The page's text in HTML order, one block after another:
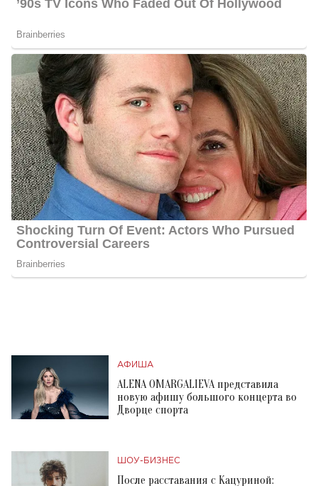
АФИША
ALENA OMARGALIEVA представила
новую афишу большого концерта во
Дворце спорта
ШОУ-БИЗНЕС
После расставания с Кацуриной: